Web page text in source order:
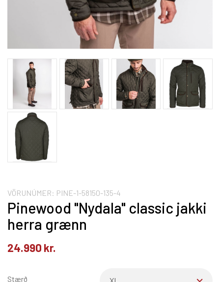
VÖRUNÚMER: PINE-1-58150-135-4
Pinewood "Nydala" classic jakki
herra grænn
24.990 kr.
Stærð